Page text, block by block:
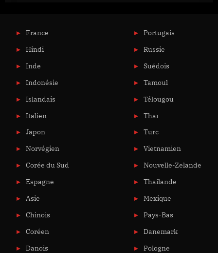
France
Hindi
Inde
Indonésie
Islandais
Italien
Japon
Norvégien
Corée du Sud
Espagne
Asie
Chinois
Coréen
Danois
Portugais
Russie
Suédois
Tamoul
Télougou
Thaï
Turc
Vietnamien
Nouvelle-Zelande
Thailande
Mexique
Pays-Bas
Danemark
Pologne